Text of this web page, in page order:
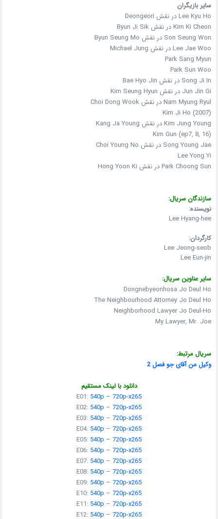
سایر بازیگران
Lee Kyu Ho در نقش Deongeori
Kim Ki Cheon در نقش Byun Ji Sik
Son Seung Won در نقش Byun Seung Mo
Lee Jae Woo در نقش Michael Jung
Park Sang Myun
Park Sun Woo
Song Ji In در نقش Bae Hyo Jin
Jun Jin Gi در نقش Kim Seung Hyun
Nam Myung Ryul در نقش Choi Dong Wook
Kim Ji Ho (2007)
Kim Jung Young در نقش Kang Ja Young
Kim Gun (ep7, 8, 16)
Song Young Jae در نقش Choi Young No
Lee Yong Yi
Park Choong Sun در نقش Hong Yoon Ki
سازندگان سریال:
نویسنده:
Lee Hyang-hee
کارگردان:
Lee Jeong-seob
Lee Eun-jin
سایر عناوین سریال:
Dongnebyeonhosa Jo Deul Ho
The Neighbourhood Attorney Jo Deul Ho
Neighborhood Lawyer Jo Deul-Ho
My Lawyer, Mr. Joe
سریال مرتبط:
وکیل من آقای جو فصل 2
دانلود با لینک مستقیم
E01: 540p – 720p-x265
E02: 540p – 720p-x265
E03: 540p – 720p-x265
E04: 540p – 720p-x265
E05: 540p – 720p-x265
E06: 540p – 720p-x265
E07: 540p – 720p-x265
E08: 540p – 720p-x265
E09: 540p – 720p-x265
E10: 540p – 720p-x265
E11: 540p – 720p-x265
E12: 540p – 720p-x265